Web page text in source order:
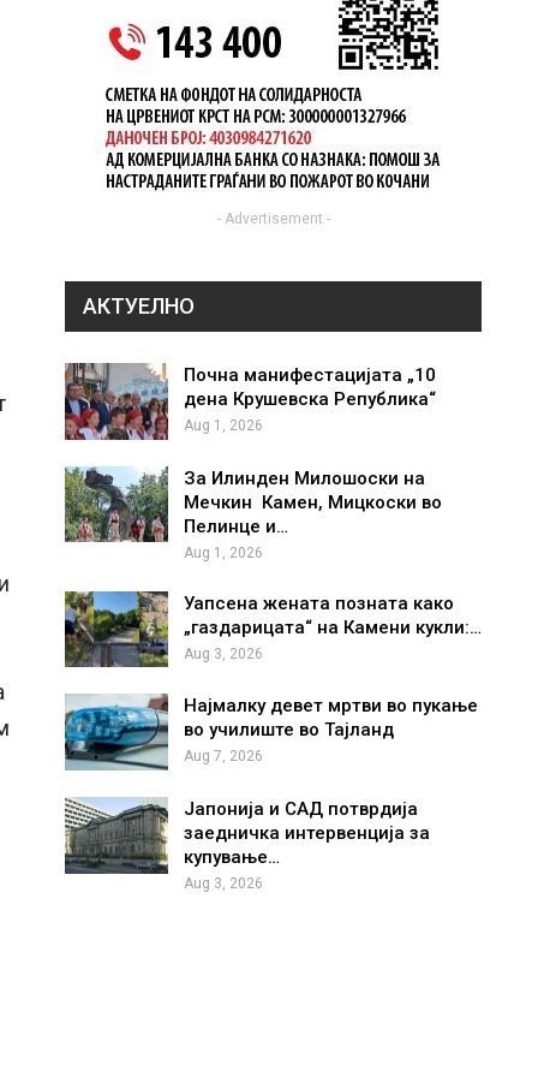
- Advertisement -
АКТУЕЛНО
Почна манифестацијата „10
дена Крушевска Република“
Aug 1, 2026
За Илинден Милошоски на
Мечкин Камен, Мицкоски во
Пелинце и…
Aug 1, 2026
Уапсена жената позната како
„газдарицата“ на Камени кукли:…
Aug 3, 2026
Најмалку девет мртви во пукање
во училиште во Тајланд
Aug 7, 2026
Јапонија и САД потврдија
заедничка интервенција за
купување…
Aug 3, 2026